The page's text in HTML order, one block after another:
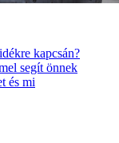
kapcsán?
segít önnek
és mi